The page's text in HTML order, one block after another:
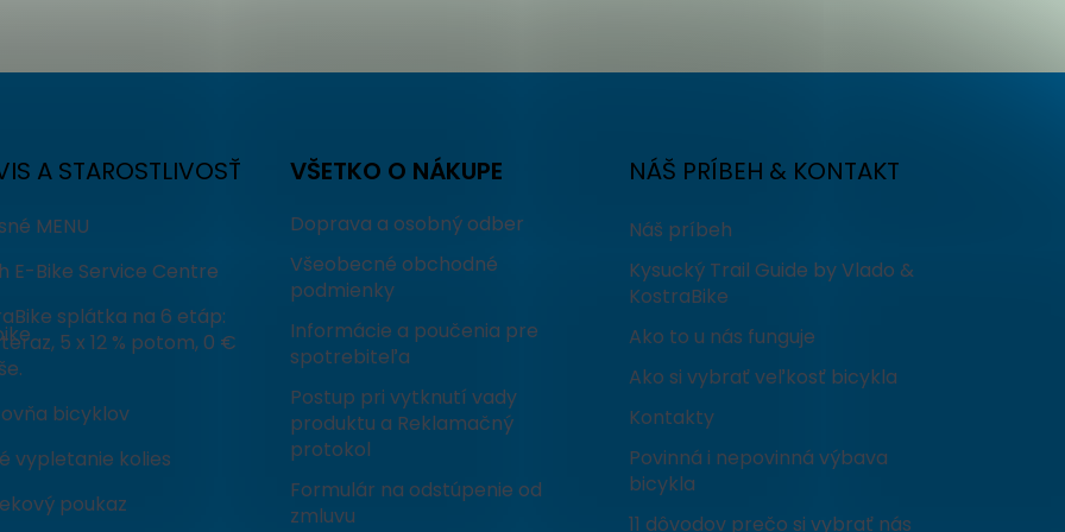
A STAROSTLIVOSŤ
MENU
E-Bike Service Centre
splátka na 6 etáp:
5 x 12 % potom, 0 €
bicyklov
vypletanie kolies
poukaz
VŠETKO O NÁKUPE
Doprava a osobný odber
Všeobecné obchodné
podmienky
Informácie a poučenia pre
spotrebiteľa
Postup pri vytknutí vady
produktu a Reklamačný
protokol
Formulár na odstúpenie od
zmluvu
NÁŠ PRÍBEH & KONTAKT
Náš príbeh
Kysucký Trail Guide by Vlado &
KostraBike
Ako to u nás funguje
Ako si vybrať veľkosť bicykla
Kontakty
Povinná i nepovinná výbava
bicykla
11 dôvodov prečo si vybrať nás